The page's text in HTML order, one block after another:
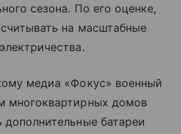
сезона. По его оценке,
на масштабные
медиа «Фокус» военный
многоквартирных домов
дополнительные батареи